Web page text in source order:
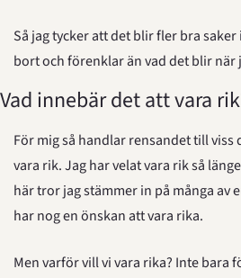
Så jag tycker att det blir fler bra
bort och förenklar än vad det blir när
Vad innebär det att vara
För mig så handlar rensandet till viss
vara rik. Jag har velat vara rik så
här tror jag stämmer in på många av
har nog en önskan att vara rika.
Men varför vill vi vara rika? Inte bara